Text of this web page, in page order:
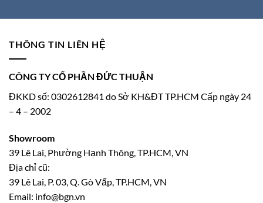
THÔNG TIN LIÊN HỆ
CÔNG TY CỔ PHẦN ĐỨC THUẬN
ĐKKD số: 0302612841 do Sở KH&ĐT TP.HCM Cấp ngày 24
– 4 – 2002
Showroom
39 Lê Lai, Phường Hạnh Thông, TP.HCM, VN
Địa chỉ cũ:
39 Lê Lai, P. 03, Q. Gò Vấp, TP.HCM, VN
Email: info@bgn.vn